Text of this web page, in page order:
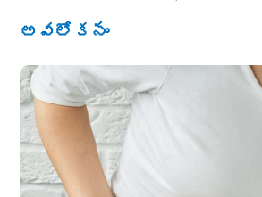
అవలోకనం